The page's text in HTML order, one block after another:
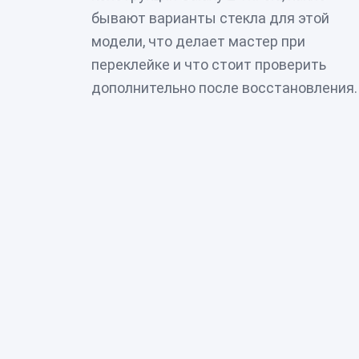
бывают варианты стекла для этой
модели, что делает мастер при
переклейке и что стоит проверить
дополнительно после восстановления.